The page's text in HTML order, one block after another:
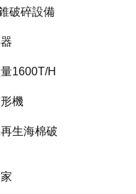
破碎設備
1600T/H
機
生海棉破